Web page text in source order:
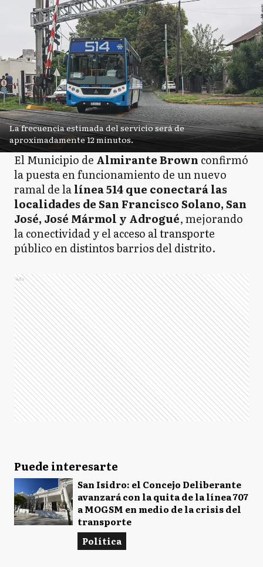
La frecuencia estimada del servicio será de
aproximadamente 12 minutos.
El Municipio de Almirante Brown confirmó
la puesta en funcionamiento de un nuevo
ramal de lalínea 514 que conectará las
localidades de San Francisco Solano, San
José, José Mármol y Adrogué, mejorando
la conectividad y el acceso al transporte
público en distintos barrios del distrito.
Ads
Puede interesarte
San Isidro: el Concejo Deliberante
avanzará con la quita de la línea 707
a MOGSM en medio de la crisis del
transporte
Política